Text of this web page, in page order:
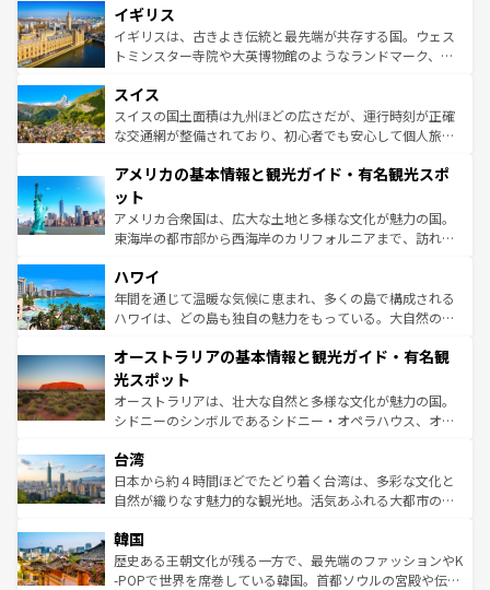
香り高いラベンダー畑など、多彩な楽しみ方が可能だ。さ
らに、パリ以外の地域にも魅力が溢れており、どの街角に
も豊かな歴史と文化が息づいている。パリ以外の個性あふ
を参照してほしい。
顔を持つこの国は、どこを歩いても飽きることがない。ベ
ルリンの文化的活気、バイエルン州のアルプスの絶景、そ
してライン川沿いのワイン畑といった風景は必見。ビール
は、お酒好きな人にはぜひ体験してほしい。 なお、新着の
ドイツ情報はコンテンツ一覧を参照してほしい。
イギリス
イギリスは、古きよき伝統と最先端が共存する国。ウェス
トミンスター寺院や大英博物館のようなランドマーク、歴
リアごとに異なる魅力がある。また、優雅なアフタヌーン
ティー、ビール好きにはたまらない英国パブ、サッカー観
戦など、本場だからこそできる体験も豊富。イギリスを旅
ンツ一覧を参照してほしい。
スイス
スイスの国土面積は九州ほどの広さだが、運行時刻が正確
な交通網が整備されており、初心者でも安心して個人旅行
の建物がそのまま残る町や、スイスならではのユニークな
博物館もあり、アルプス観光だけでなく町歩きも満喫する
ことができる。国民の所得が高いため物価も高いが、旅行
者向けの交通パス提供のサービスもあり、うまく活用すれ
着のスイス情報は
アメリカの基本情報と観光ガイド・有名観光スポ
ット
アメリカ合衆国は、広大な土地と多様な文化が魅力の国。
東海岸の都市部から西海岸のカリフォルニアまで、訪れる
のような巨大都市は、観光、ショッピング、エンターテイ
ンメントが詰まった刺激的なスポットだ。一方、アメリカ
西部には大自然が広がり、グランドキャニオンやイエロー
部のニューオーリンズでは、音楽と美食が融合した独特の
文化が魅力。旅行者はアメリカの各地域で異なる魅力を楽
しみながら、その多様性と豊かな歴史を感じることができ
るだろう。車でのロードトリップや列車の旅も、アメリカ
情報は
ハワイ
年間を通じて温暖な気候に恵まれ、多くの島で構成される
ハワイは、どの島も独自の魅力をもっている。大自然の神
ワイ島は見逃せない。また、定番の観光地といえばオアフ
島だが、静かな自然を求めるならマウイ島やカウアイ島が
おすすめ。エメラルドグリーンに輝く海をはじめ、豊かな
文化や歴史が息づいている。「アロハスピリット」と呼ば
人々、おいしいローカルフードやハワイアンミュージッ
ク、伝統的なフラダンスなど、すべてがハワイの魅力を彩
っている。訪れるたびに新しい発見と感動が待っているハ
はコンテンツ一覧
オーストラリアの基本情報と観光ガイド・有名観
光スポット
オーストラリアは、壮大な自然と多様な文化が魅力の国。
シドニーのシンボルであるシドニー・オペラハウス、オー
リアリーフや大陸中央部にそびえるウルル（エアーズロッ
ク）、タスマニアの美しい原生林やケアンズの熱帯雨林な
ど、見どころがたくさん。また、カフェやワイン、オージ
いる。アクティビティも充実しており、サーフィンやダイ
ビング、ハイキングなど、アウトドア好きにはたまらな
い。オーストラリアの多彩な魅力を存分に味わいつくそ
台湾
日本から約４時間ほどでたどり着く台湾は、多彩な文化と
自然が織りなす魅力的な観光地。活気あふれる大都市の台
ン）、静ひつな山岳地帯である台湾東部など、都市の喧騒
と山間の静けさが共存しており、訪れる人に新しい発見と
驚きをもたらしてくれる。また、奥深い台湾の食文化も魅
韓国
歴史ある王朝文化が残る一方で、最先端のファッションやK
-POPで世界を席巻している韓国。首都ソウルの宮殿や伝統